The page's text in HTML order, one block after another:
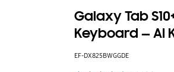
Galaxy Tab
Keyboard — AI
EF-DX825BWGGDE